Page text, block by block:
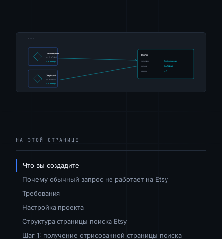
НА ЭТОЙ СТРАНИЦЕ
Что вы создадите
Почему обычный запрос не работает на Etsy
Требования
Настройка проекта
Структура страницы поиска Etsy
Шаг 1: получение отрисованной страницы поиска